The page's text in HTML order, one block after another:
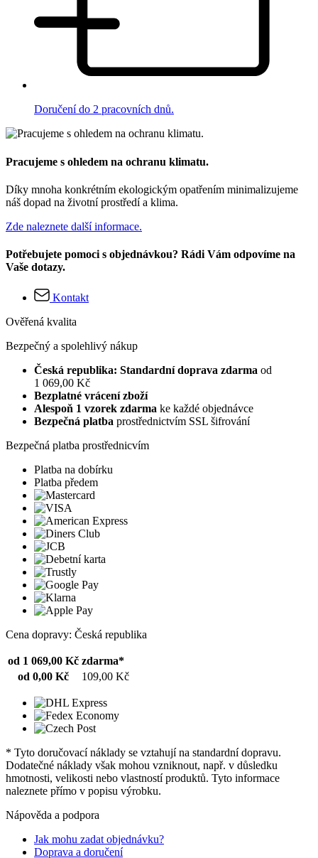
Doručení do 2 pracovních dnů.
Pracujeme s ohledem na ochranu klimatu.
Díky mnoha konkrétním ekologickým opatřením minimalizujeme
náš dopad na životní prostředí a klima.
Zde naleznete další informace.
Potřebujete pomoci s objednávkou? Rádi Vám odpovíme na
Vaše dotazy.
Kontakt
Ověřená kvalita
Bezpečný a spolehlivý nákup
Česká republika: Standardní doprava zdarma od
1 069,00 Kč
Bezplatné vrácení zboží
Alespoň 1 vzorek zdarma ke každé objednávce
Bezpečná platba prostřednictvím SSL šifrování
Bezpečná platba prostřednicvím
Platba na dobírku
Platba předem
Cena dopravy: Česká republika
od 1 069,00 Kč zdarma*
od 0,00 Kč
109,00 Kč
* Tyto doručovací náklady se vztahují na standardní dopravu.
Dodatečné náklady však mohou vzniknout, např. v důsledku
hmotnosti, velikosti nebo vlastností produktů. Tyto informace
naleznete přímo v popisu výrobku.
Nápověda a podpora
Jak mohu zadat objednávku?
Doprava a doručení